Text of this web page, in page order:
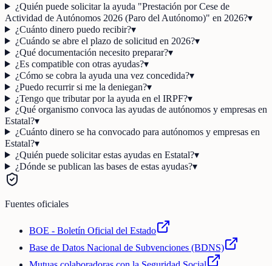
¿Quién puede solicitar la ayuda "Prestación por Cese de
Actividad de Autónomos 2026 (Paro del Autónomo)" en 2026?▾
¿Cuánto dinero puedo recibir?▾
¿Cuándo se abre el plazo de solicitud en 2026?▾
¿Qué documentación necesito preparar?▾
¿Es compatible con otras ayudas?▾
¿Cómo se cobra la ayuda una vez concedida?▾
¿Puedo recurrir si me la deniegan?▾
¿Tengo que tributar por la ayuda en el IRPF?▾
¿Qué organismo convoca las ayudas de autónomos y empresas en
Estatal?▾
¿Cuánto dinero se ha convocado para autónomos y empresas en
Estatal?▾
¿Quién puede solicitar estas ayudas en Estatal?▾
¿Dónde se publican las bases de estas ayudas?▾
Fuentes oficiales
BOE - Boletín Oficial del Estado
Base de Datos Nacional de Subvenciones (BDNS)